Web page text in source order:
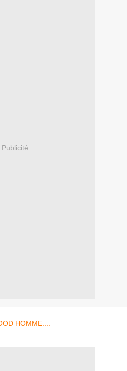
Publicité